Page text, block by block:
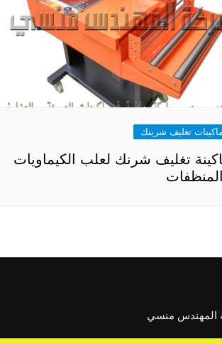
ماكينات تغليف شرينك
تغليف شرنك لعلب الكيماويات
المهندس منسي